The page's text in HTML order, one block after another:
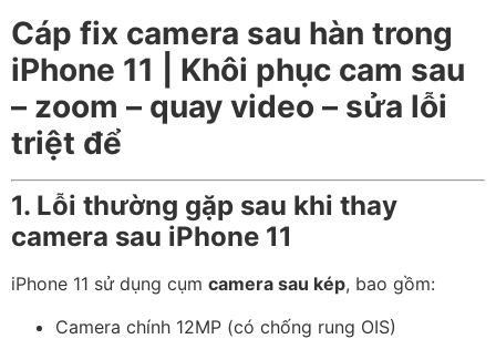
Cáp fix camera sau hàn trong
iPhone 11 | Khôi phục cam sau
– zoom – quay video – sửa lỗi
triệt để
1. Lỗi thường gặp sau khi thay
camera sau iPhone 11
iPhone 11 sử dụng cụm camera sau kép, bao gồm:
Camera chính 12MP (có chống rung OIS)